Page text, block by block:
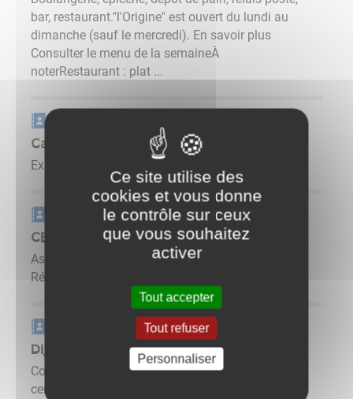
bar, restaurant."l'Origine" est ouvert du lundi au
dimanche (sauf le mercredi). En savoir plus
Consulter le menu de la semaineÀ
noterRestaurant : plat ...
Carnet d'adresse
Cabinet BERNARD
Expertise comptable ...
Carnet d'adresse
CER France BFC
Association de Gestion et de Comptabilité de la
Région Bourgogne Franche-Comté ...
Carnet d'adresse
DIJON Céréales
Coopérative agricole https://www.dijon-
cereales.fr/ ...
Ce site utilise des
cookies et vous donne
le contrôle sur ceux
que vous souhaitez
activer
Tout accepter
Tout refuser
Personnaliser